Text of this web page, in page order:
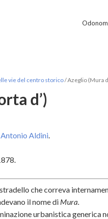
vie del centro storico/Azeglio (Mura
d’)
Aldini.
che correva
il nome di Mura.
urbanistica generica